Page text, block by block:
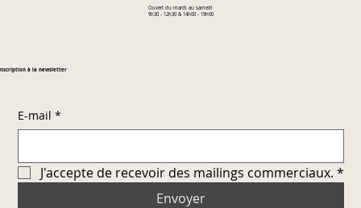
à la newsletter
E-mail *
J'accepte de recevoir des mailings commerciaux. *
Envoyer
Ouvert du mardi au samedi
9h30 - 12h30 & 14h00 - 19h00